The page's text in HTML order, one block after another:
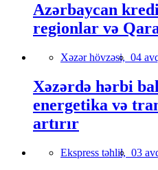
Azərbaycan
regionlar və
Xəzər hövzəsi, 04
Xəzərdə hərbi
energetika və
artırır
Ekspress təhlil, 03